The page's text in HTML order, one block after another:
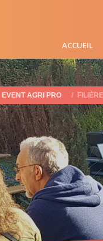
ACCUEIL
EVENT AGRI PRO